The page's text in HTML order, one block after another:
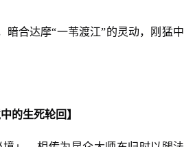
暗合达摩“一苇渡江”的灵动，刚猛中
的生死轮回】